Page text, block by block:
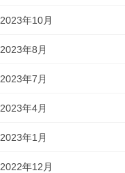
2023年10月
2023年8月
2023年7月
2023年4月
2023年1月
2022年12月